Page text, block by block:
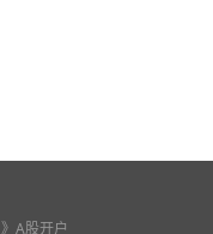
》A股开户